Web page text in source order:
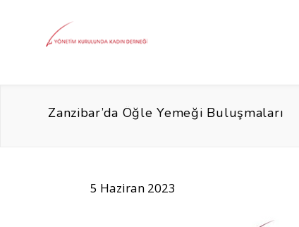
Zanzibar’da Öğle Yemeği Buluşmaları
5 Haziran 2023